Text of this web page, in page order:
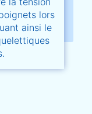
lors
ainsi le